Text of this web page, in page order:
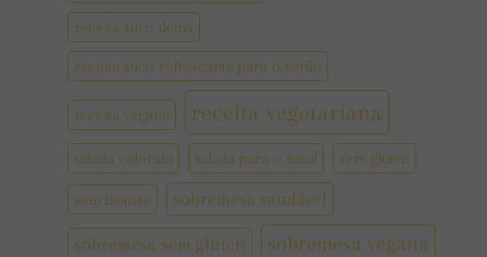
receita suco detox
receita suco refrescante para o verão
receita vegana receita vegetariana
salada colorida salada para o natal sem glúten
sem lactose sobremesa saudável
sobremesa sem gluten sobremesa vegana